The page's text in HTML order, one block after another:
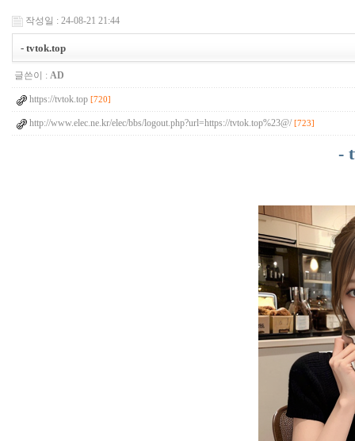
작성일 : 24-08-21 21:44
- tvtok.top
글쓴이 : AD
https://tvtok.top [720]
http://www.elec.ne.kr/elec/bbs/logout.php?url=https://tvtok.top%23@/ [723]
-